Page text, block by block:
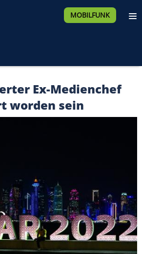
MOBILFUNK
Ex-Medienchef
worden sein